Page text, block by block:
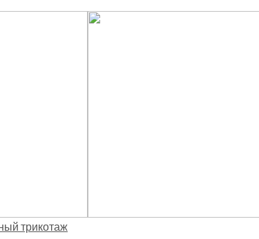
трикотаж